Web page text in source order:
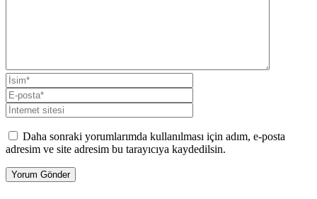
Daha sonraki yorumlarımda kullanılması için adım, e-posta
adresim ve site adresim bu tarayıcıya kaydedilsin.